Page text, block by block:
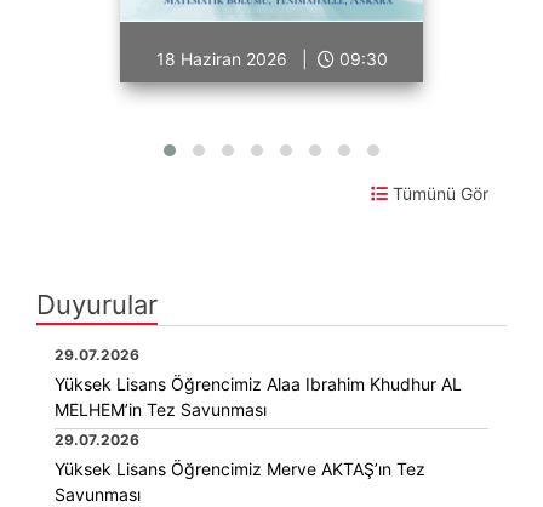
18 Haziran 2026 | 09:30
Tümünü Gör
Duyurular
29.07.2026
Yüksek Lisans Öğrencimiz Alaa Ibrahim Khudhur AL
MELHEM’in Tez Savunması
29.07.2026
Yüksek Lisans Öğrencimiz Merve AKTAŞ’ın Tez
Savunması